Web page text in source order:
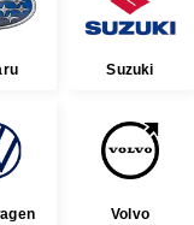
Suzuki
Volvo